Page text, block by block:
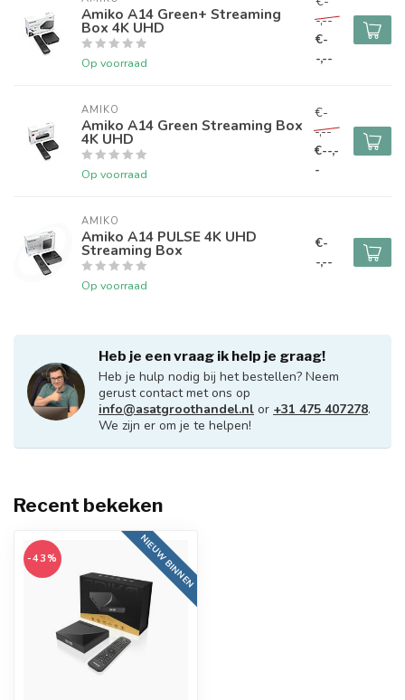
Amiko A14 Green+ Streaming
Box 4K UHD
Op voorraad
-,--
€-
-,--
AMIKO
Amiko A14 Green Streaming Box
4K UHD
Op voorraad
€-
-,--
€--,-
-
AMIKO
Amiko A14 PULSE 4K UHD
Streaming Box
Op voorraad
€-
-,--
Heb je een vraag ik help je graag!
Heb je hulp nodig bij het bestellen? Neem
gerust contact met ons op
info@asatgroothandel.nl or +31 475 407278.
We zijn er om je te helpen!
Recent bekeken
NIEUW BINNEN
-43%